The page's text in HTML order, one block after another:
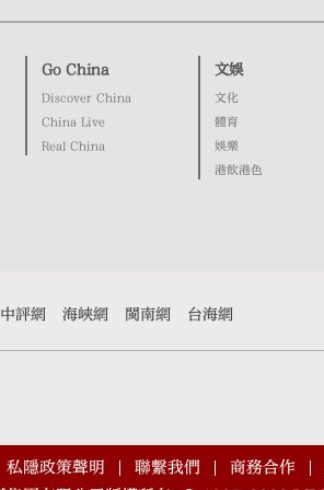
Go China
Discover China
China Live
Real China
文娛
文化
體育
娛樂
港飲港色
中評網 海峽網 閩南網 台海網
私隱政策聲明 聯繫我們 商務合作